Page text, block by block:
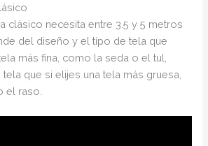
clásico necesita entre 3.5 y 5 metros
del diseño y el tipo de tela que
más fina, como la seda o el tul,
que si elijes una tela más gruesa,
el raso.